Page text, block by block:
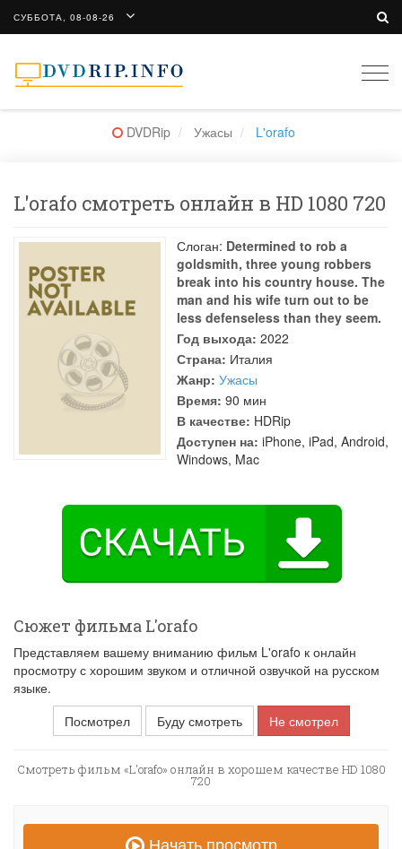
СУББОТА, 08-08-26
DVDRip Ужасы L'orafo
L'orafo смотреть онлайн в HD 1080 720
Слоган: Determined to rob a
goldsmith, three young robbers
break into his country house. The
man and his wife turn out to be
less defenseless than they seem.
Год выхода: 2022
Страна: Италия
Жанр: Ужасы
Время: 90 мин
В качестве: HDRip
Доступен на: iPhone, iPad, Android,
Windows, Mac
Сюжет фильма L'orafo
Представляем вашему вниманию фильм L'orafo к онлайн
просмотру с хорошим звуком и отличной озвучкой на русском
языке.
Посмотрел
Буду смотреть Не смотрел
Смотреть фильм «L'orafo» онлайн в хорошем качестве HD 1080
720
Начать просмотр